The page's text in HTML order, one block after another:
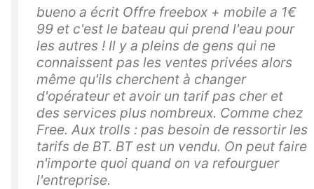
bueno a écrit Offre freebox + mobile a 1€
99 et c'est le bateau qui prend l'eau pour
les autres ! Il y a pleins de gens qui ne
connaissent pas les ventes privées alors
même qu'ils cherchent à changer
d'opérateur et avoir un tarif pas cher et
des services plus nombreux. Comme chez
Free. Aux trolls : pas besoin de ressortir les
tarifs de BT. BT est un vendu. On peut faire
n'importe quoi quand on va refourguer
l'entreprise.